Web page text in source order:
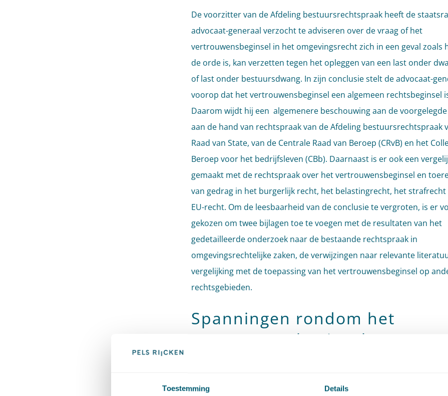
Toestemming Details
De voorzitter van de Afdeling bestuursrechtspraak heeft de
advocaat-generaal verzocht te adviseren over de vraag of het
vertrouwensbeginsel in het omgevingsrecht zich in een geval zoals
de orde is, kan verzetten tegen het opleggen van een last onder
of last onder bestuursdwang. In zijn conclusie stelt de advocaat-
voorop dat het vertrouwensbeginsel een algemeen rechtsbeginsel
Daarom wijdt hij een algemenere beschouwing aan de voorgelegde
aan de hand van rechtspraak van de Afdeling bestuursrechtspraak
Raad van State, van de Centrale Raad van Beroep (CRvB) en het
Beroep voor het bedrijfsleven (CBb). Daarnaast is er ook een
gemaakt met de rechtspraak over het vertrouwensbeginsel en
van gedrag in het burgerlijk recht, het belastingrecht, het strafrecht
EU-recht. Om de leesbaarheid van de conclusie te vergroten, is er
gekozen om twee bijlagen toe te voegen met de resultaten van het
gedetailleerde onderzoek naar de bestaande rechtspraak in
omgevingsrechtelijke zaken, de verwijzingen naar relevante
vergelijking met de toepassing van het vertrouwensbeginsel op
rechtsgebieden.
Spanningen rondom het
vertrouwensbeginsel
vertrouwensbeginsel spanning bestaat tussen de perceptie van de